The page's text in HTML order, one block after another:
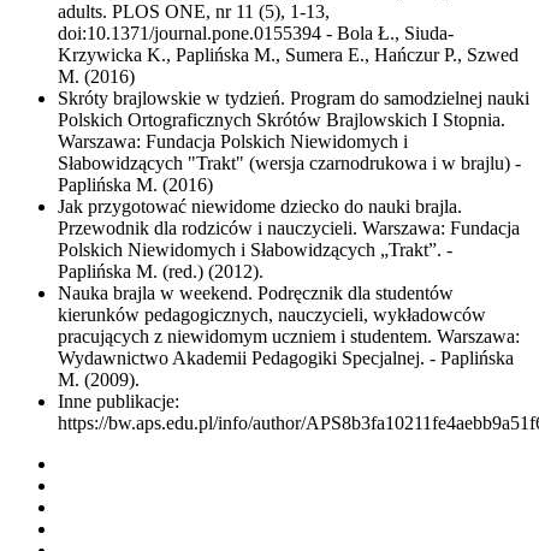
adults. PLOS ONE, nr 11 (5), 1-13,
doi:10.1371/journal.pone.0155394 - Bola Ł., Siuda-
Krzywicka K., Paplińska M., Sumera E., Hańczur P., Szwed
M. (2016)
Skróty brajlowskie w tydzień. Program do samodzielnej nauki
Polskich Ortograficznych Skrótów Brajlowskich I Stopnia.
Warszawa: Fundacja Polskich Niewidomych i
Słabowidzących "Trakt" (wersja czarnodrukowa i w brajlu) -
Paplińska M. (2016)
Jak przygotować niewidome dziecko do nauki brajla.
Przewodnik dla rodziców i nauczycieli. Warszawa: Fundacja
Polskich Niewidomych i Słabowidzących „Trakt”. -
Paplińska M. (red.) (2012).
Nauka brajla w weekend. Podręcznik dla studentów
kierunków pedagogicznych, nauczycieli, wykładowców
pracujących z niewidomym uczniem i studentem. Warszawa:
Wydawnictwo Akademii Pedagogiki Specjalnej. - Paplińska
M. (2009).
Inne publikacje:
https://bw.aps.edu.pl/info/author/